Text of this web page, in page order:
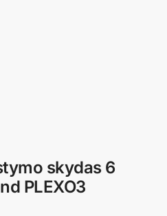
skydas 6
PLEXO3